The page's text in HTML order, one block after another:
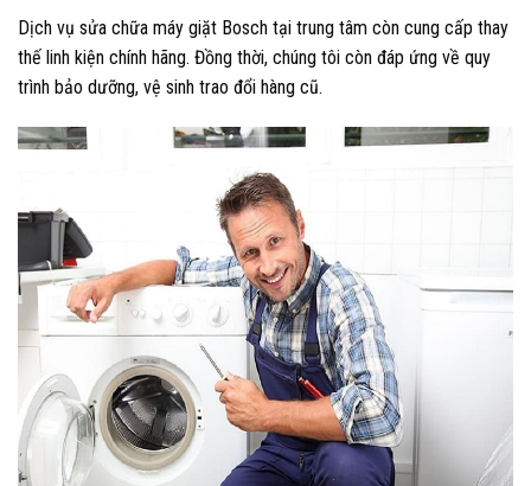
Dịch vụ sửa chữa máy giặt Bosch tại trung tâm còn cung cấp thay
thế linh kiện chính hãng. Đồng thời, chúng tôi còn đáp ứng về quy
trình bảo dưỡng, vệ sinh trao đổi hàng cũ.